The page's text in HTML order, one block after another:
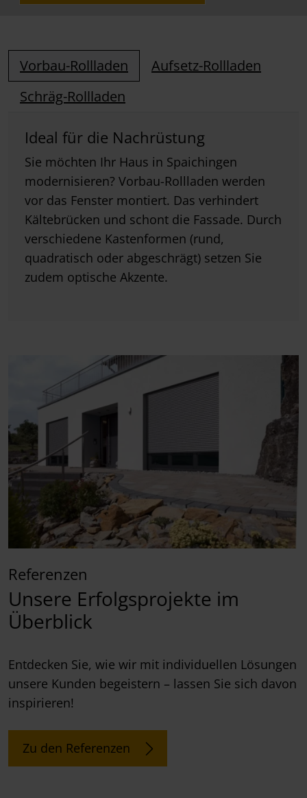
Vorbau-Rollladen
Aufsetz-Rollladen
Schräg-Rollladen
Ideal für die Nachrüstung
Sie möchten Ihr Haus in Spaichingen
modernisieren? Vorbau-Rollladen werden
vor das Fenster montiert. Das verhindert
Kältebrücken und schont die Fassade. Durch
verschiedene Kastenformen (rund,
quadratisch oder abgeschrägt) setzen Sie
zudem optische Akzente.
Referenzen
Unsere Erfolgsprojekte im
Überblick
Entdecken Sie, wie wir mit individuellen Lösungen
unsere Kunden begeistern – lassen Sie sich davon
inspirieren!
Zu den Referenzen